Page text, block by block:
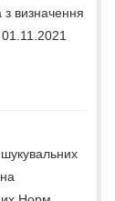
з визначення
01.11.2021